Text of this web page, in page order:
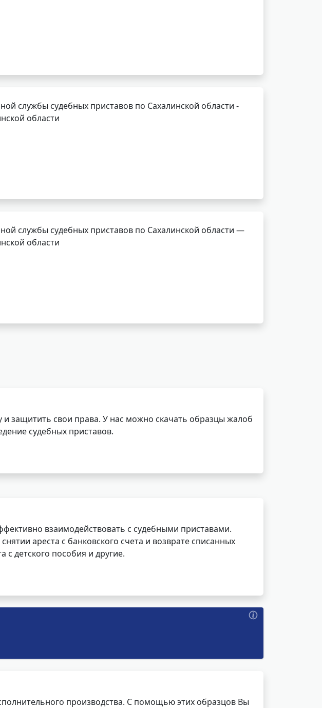
службы судебных приставов по Сахалинской области -
области
службы судебных приставов по Сахалинской области —
области
защитить свои права. У нас можно скачать образцы жалоб
судебных приставов.
взаимодействовать с судебными приставами.
ареста с банковского счета и возврате списанных
с детского пособия и другие.
производства. С помощью этих образцов Вы